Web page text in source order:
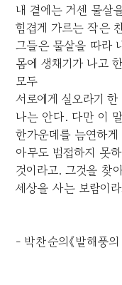
내 곁에는 거센 물살
힘겹게 가르는 작은
그들은 물살을 따라
몸에 생채기가 나고
모두
서로에게 실오라기
나는 안다. 다만 이
한가운데를 늠연하
아무도 범접하지 못
것이라고. 그것을 찾
세상을 사는 보람이
- 박찬순의《발해풍